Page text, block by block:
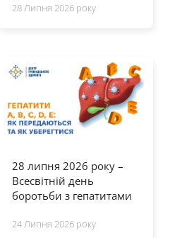
28 Липня 2026 року
28 липня 2026 року –
Всесвітній день
боротьби з гепатитами
24 Липня 2026 року